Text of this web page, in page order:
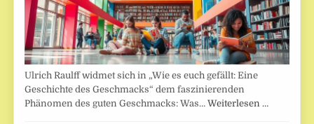
Ulrich Raulff widmet sich in „Wie es euch gefällt: Eine
Geschichte des Geschmacks“ dem faszinierenden
Phänomen des guten Geschmacks: Was…Weiterlesen …